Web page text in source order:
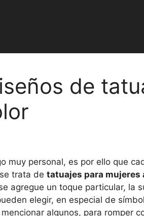
de
muy personal, es por ello que
trata de tatuajes para mujeres
agregue un toque particular, la
elegir, en especial de
algunos, para romper